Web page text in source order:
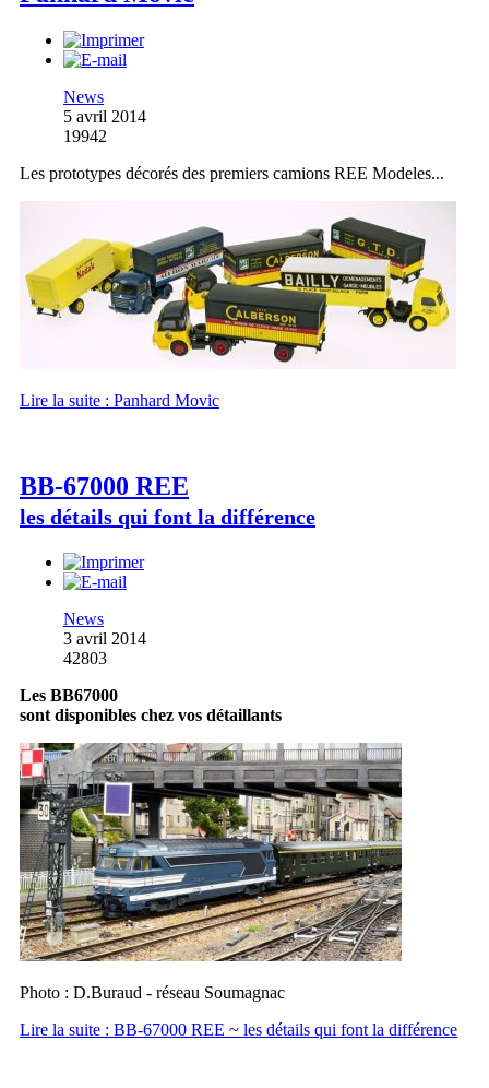
News
5 avril 2014
19942
Les prototypes décorés des premiers camions REE Modeles...
Lire la suite : Panhard Movic
BB-67000 REE
les détails qui font la différence
News
3 avril 2014
42803
Les BB67000
sont disponibles chez vos détaillants
Photo : D.Buraud - réseau Soumagnac
Lire la suite : BB-67000 REE ~ les détails qui font la différence